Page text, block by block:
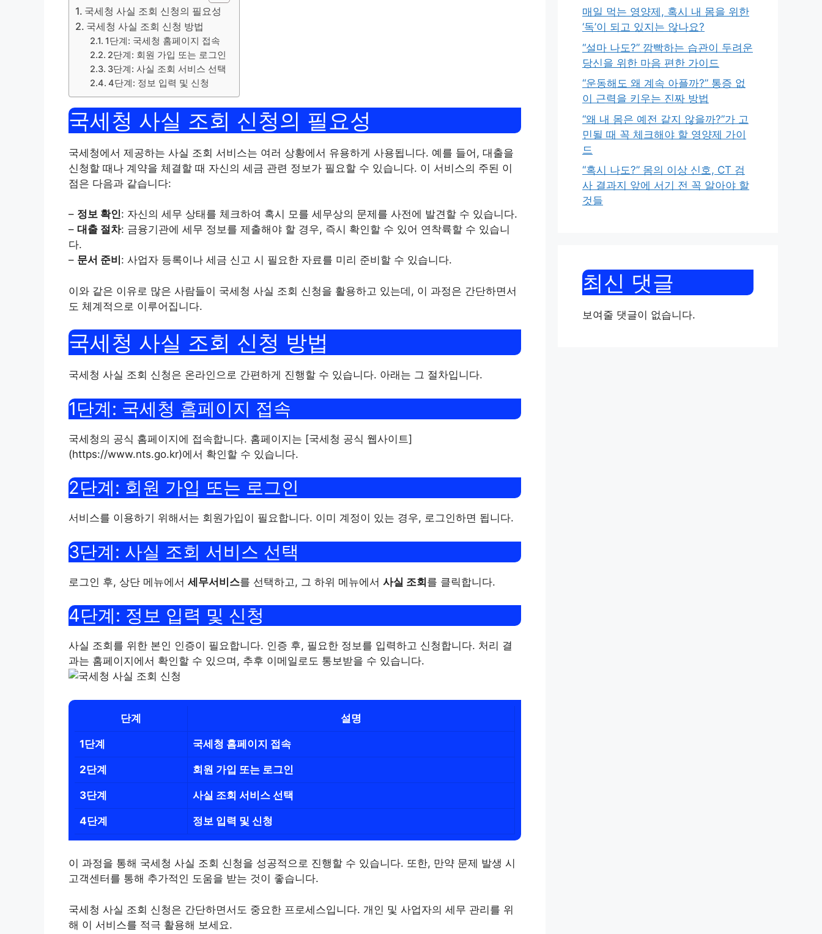
국세청 사실 조회 신청의 필요성
국세청 사실 조회 신청 방법
1단계: 국세청 홈페이지 접속
2단계: 회원 가입 또는 로그인
3단계: 사실 조회 서비스 선택
4단계: 정보 입력 및 신청
국세청 사실 조회 신청의 필요성
국세청에서 제공하는 사실 조회 서비스는 여러 상황에서 유용하게 사용됩니다. 예를 들어, 대출을
신청할 때나 계약을 체결할 때 자신의 세금 관련 정보가 필요할 수 있습니다. 이 서비스의 주된 이
점은 다음과 같습니다:
– 정보 확인: 자신의 세무 상태를 체크하여 혹시 모를 세무상의 문제를 사전에 발견할 수 있습니다.
– 대출 절차: 금융기관에 세무 정보를 제출해야 할 경우, 즉시 확인할 수 있어 연착륙할 수 있습니
다.
– 문서 준비 : 사업자 등록이나 세금 신고 시 필요한 자료를 미리 준비할 수 있습니다.
이와 같은 이유로 많은 사람들이 국세청 사실 조회 신청을 활용하고 있는데, 이 과정은 간단하면서
도 체계적으로 이루어집니다.
국세청 사실 조회 신청 방법
국세청 사실 조회 신청은 온라인으로 간편하게 진행할 수 있습니다. 아래는 그 절차입니다.
1단계: 국세청 홈페이지 접속
국세청의 공식 홈페이지에 접속합니다. 홈페이지는 [국세청 공식 웹사이트]
(https://www.nts.go.kr)에서 확인할 수 있습니다.
2단계: 회원 가입 또는 로그인
서비스를 이용하기 위해서는 회원가입이 필요합니다. 이미 계정이 있는 경우, 로그인하면 됩니다.
3단계: 사실 조회 서비스 선택
로그인 후, 상단 메뉴에서 세무서비스를 선택하고, 그 하위 메뉴에서 사실 조회를 클릭합니다.
4단계: 정보 입력 및 신청
사실 조회를 위한 본인 인증이 필요합니다. 인증 후, 필요한 정보를 입력하고 신청합니다. 처리 결
과는 홈페이지에서 확인할 수 있으며, 추후 이메일로도 통보받을 수 있습니다.
단계 설명
1단계 국세청 홈페이지 접속
2단계 회원 가입 또는 로그인
3단계 사실 조회 서비스 선택
4단계 정보 입력 및 신청
이 과정을 통해 국세청 사실 조회 신청을 성공적으로 진행할 수 있습니다. 또한, 만약 문제 발생 시
고객센터를 통해 추가적인 도움을 받는 것이 좋습니다.
국세청 사실 조회 신청은 간단하면서도 중요한 프로세스입니다. 개인 및 사업자의 세무 관리를 위
해 이 서비스를 적극 활용해 보세요.
매일 먹는 영양제, 혹시 내 몸을 위한
‘독’이 되고 있지는 않나요?
“설마 나도?” 깜빡하는 습관이 두려운
당신을 위한 마음 편한 가이드
“운동해도 왜 계속 아플까?” 통증 없
이 근력을 키우는 진짜 방법
“왜 내 몸은 예전 같지 않을까?”가 고
민될 때 꼭 체크해야 할 영양제 가이
드
“혹시 나도?” 몸의 이상 신호, CT 검
사 결과지 앞에 서기 전 꼭 알아야 할
것들
최신 댓글
보여줄 댓글이 없습니다.